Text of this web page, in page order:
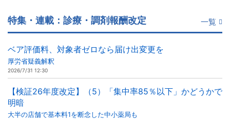
特集・連載：診療・調剤報酬改定 一覧
ベア評価料、対象者ゼロなら届け出変更を
厚労省疑義解釈
2026/7/31 12:30
【検証26年度改定】（5）「集中率85％以下」かどうかで
明暗
大半の店舗で基本料1を断念した中小薬局も